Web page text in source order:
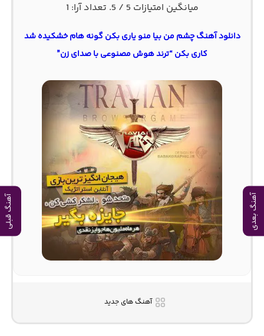
آهنگ بعدی آهنگ قبلی
میانگین امتیازات 5 / 5. تعداد آرا: 1
دانلود آهنگ چشم من بیا منو یاری بکن گونه هام خشکیده شد
کاری بکن “ترند هوش مصنوعی با صدای زن”
آهنگ های جدید